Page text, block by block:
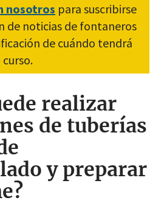
nosotros para suscribirse
de noticias de fontaneros
de cuándo tendrá
realizar
de tuberías
y preparar